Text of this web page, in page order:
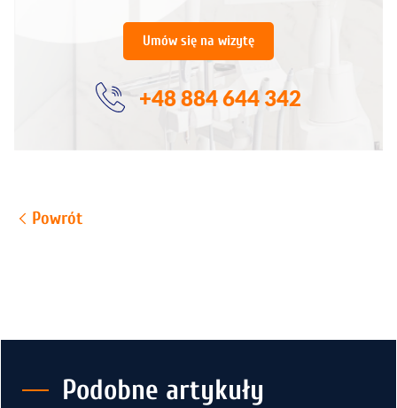
Umów się na wizytę
+48 884 644 342
Powrót
Podobne artykuły